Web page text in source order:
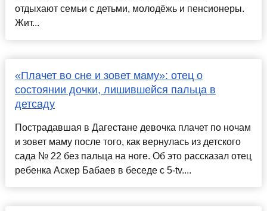
отдыхают семьи с детьми, молодёжь и пенсионеры.
Жит...
«Плачет во сне и зовет маму»: отец о
состоянии дочки, лишившейся пальца в
детсаду
Пострадавшая в Дагестане девочка плачет по ночам
и зовет маму после того, как вернулась из детского
сада № 22 без пальца на ноге. Об это рассказал отец
ребенка Аскер Бабаев в беседе с 5-tv....